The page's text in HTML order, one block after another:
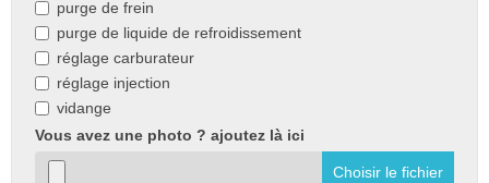
purge de frein
purge de liquide de refroidissement
réglage carburateur
réglage injection
vidange
Vous avez une photo ? ajoutez là ici
Choisir le fichier